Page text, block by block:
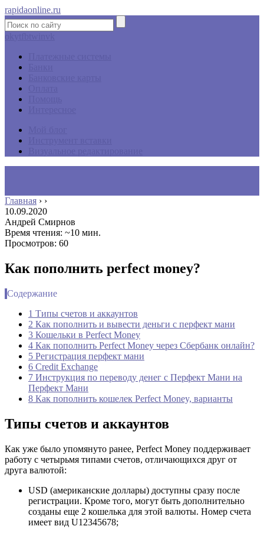
rapidaonline.ru
Главная › ›
10.09.2020
Андрей Смирнов
Время чтения: ~10 мин.
Просмотров: 60
Как пополнить perfect money?
Содержание
1 Типы счетов и аккаунтов
2 Как пополнить и вывести деньги с перфект мани
3 Кошельки в Perfect Money
4 Как пополнить Perfect Money через Сбербанк онлайн?
5 Регистрация перфект мани
6 Credit Exchange
7 Инструкция по переводу денег с Перфект Мани на
Перфект Мани
8 Как пополнить кошелек Perfect Money, варианты
Типы счетов и аккаунтов
Как уже было упомянуто ранее, Perfect Money поддерживает
работу с четырьмя типами счетов, отличающихся друг от
друга валютой:
USD (американские доллары) доступны сразу после
регистрации. Кроме того, могут быть дополнительно
созданы еще 2 кошелька для этой валюты. Номер счета
имеет вид U12345678;